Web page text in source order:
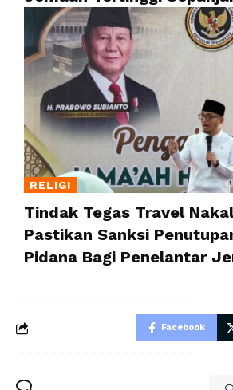
RELIGI
Tindak Tegas Travel
Pastikan Sanksi
Pidana Bagi Penelantar
Facebook